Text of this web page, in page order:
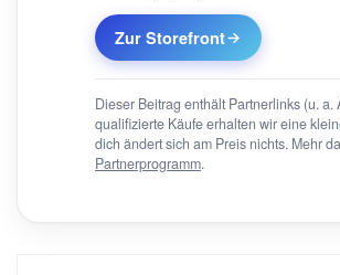
Zur Storefront
Dieser Beitrag enthält Partnerlinks (u. a.
qualifizierte Käufe erhalten wir eine
dich ändert sich am Preis nichts. Mehr
Partnerprogramm.